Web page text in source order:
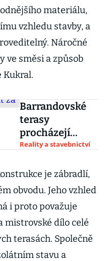
materiálu,
vzhledu stavby, a
Náročné
ve směsi a způsob
Kukral.
Barrandovské
terasy
procházejí
rekonstrukcí,
měla otevřít za
tři roky
Reality a stavebnictví
je zábradlí,
obvodu. Jeho vzhled
i proto považuje
mistrovské dílo celé
terasách. Společně
stavu a